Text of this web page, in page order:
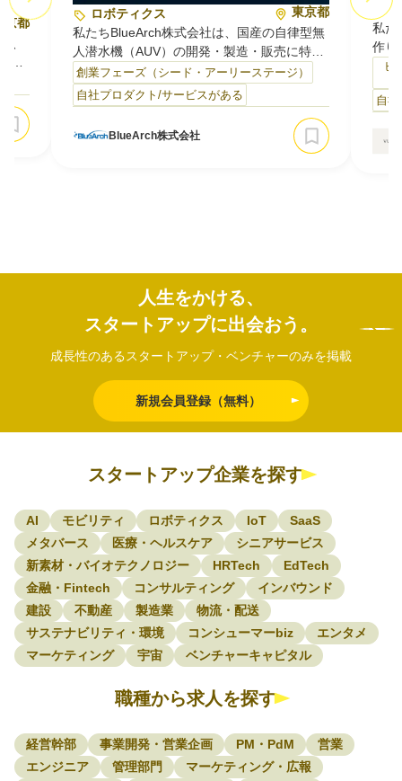
京都
産
報
ロボティクス
東京都
私たちBlueArch株式会社は、国産の自律型無
人潜水機（AUV）の開発・製造・販売に特化
したスタートアップです。
電波の届かない海中での探索・観測は、今も
多くのコストと危険を伴います。海底通信、
海底資源、海洋エネルギーなど活用が期待さ
れる領域は広い一方で、海はまだ人類が活か
創業フェーズ（シード・アーリーステージ）
自社プロダクト/サービスがある
BlueArch株式会社
私た
作り
タ
「
ム
ビ
自
人生をかける、
スタートアップに出会おう。
成長性のあるスタートアップ・ベンチャーのみを掲載
新規会員登録（無料）
スタートアップ企業を探す
AI モビリティ ロボティクス IoT
SaaS
メタバース
医療・ヘルスケア
シニアサービス
新素材・バイオテクノロジー
HRTech
EdTech
金融・Fintech
コンサルティング
インバウンド
建設
不動産 製造業
物流・配送
サステナビリティ・環境
コンシューマーbiz
エンタメ
マーケティング
宇宙 ベンチャーキャピタル
職種から求人を探す
経営幹部 事業開発・営業企画 PM・PdM
営業
エンジニア
管理部門
マーケティング・広報